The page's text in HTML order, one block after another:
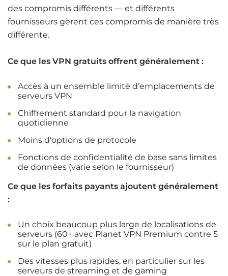
des compromis différents — et différents
fournisseurs gèrent ces compromis de manière très
différente.
Ce que les VPN gratuits offrent généralement :
Accès à un ensemble limité d’emplacements de
serveurs VPN
Chiffrement standard pour la navigation
quotidienne
Moins d’options de protocole
Fonctions de confidentialité de base sans limites
de données (varie selon le fournisseur)
Ce que les forfaits payants ajoutent généralement
:
Un choix beaucoup plus large de localisations de
serveurs (60+ avec Planet VPN Premium contre 5
sur le plan gratuit)
Des vitesses plus rapides, en particulier sur les
serveurs de streaming et de gaming